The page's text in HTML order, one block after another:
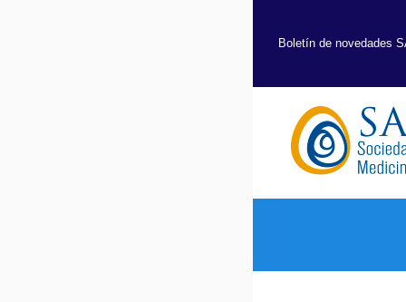
Boletín de novedades